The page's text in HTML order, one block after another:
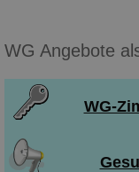
WG Angebote
WG-